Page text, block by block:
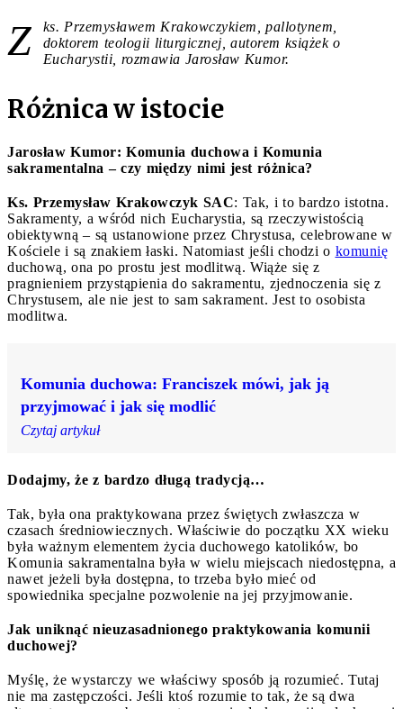
Z
ks. Przemysławem Krakowczykiem, pallotynem,
doktorem teologii liturgicznej, autorem książek o
Eucharystii, rozmawia Jarosław Kumor.
Różnica w istocie
Jarosław Kumor: Komunia duchowa i Komunia
sakramentalna – czy między nimi jest różnica?
Ks. Przemysław Krakowczyk SAC: Tak, i to bardzo istotna.
Sakramenty, a wśród nich Eucharystia, są rzeczywistością
obiektywną – są ustanowione przez Chrystusa, celebrowane w
Kościele i są znakiem łaski. Natomiast jeśli chodzi o komunię
duchową, ona po prostu jest modlitwą. Wiąże się z
pragnieniem przystąpienia do sakramentu, zjednoczenia się z
Chrystusem, ale nie jest to sam sakrament. Jest to osobista
modlitwa.
Komunia duchowa: Franciszek mówi, jak ją
przyjmować i jak się modlić
Czytaj artykuł
Dodajmy, że z bardzo długą tradycją…
Tak, była ona praktykowana przez świętych zwłaszcza w
czasach średniowiecznych. Właściwie do początku XX wieku
była ważnym elementem życia duchowego katolików, bo
Komunia sakramentalna była w wielu miejscach niedostępna, a
nawet jeżeli była dostępna, to trzeba było mieć od
spowiednika specjalne pozwolenie na jej przyjmowanie.
Jak uniknąć nieuzasadnionego praktykowania komunii
duchowej?
Myślę, że wystarczy we właściwy sposób ją rozumieć. Tutaj
nie ma zastępczości. Jeśli ktoś rozumie to tak, że są dwa